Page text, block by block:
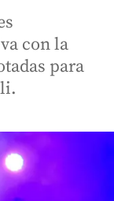
con la
para